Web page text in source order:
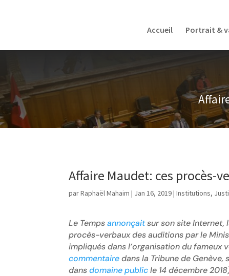
Accueil Portrait &
Affaire Maudet: ces procès-
parRaphaël Mahaim | Jan 16, 2019|Institutions,
Le Tempsannonçaitsur son site Internet,
procès-verbaux des auditions par le
impliqués dans l’organisation du fameux
commentairedans la Tribune de
dansdomaine publicle 14 décembre